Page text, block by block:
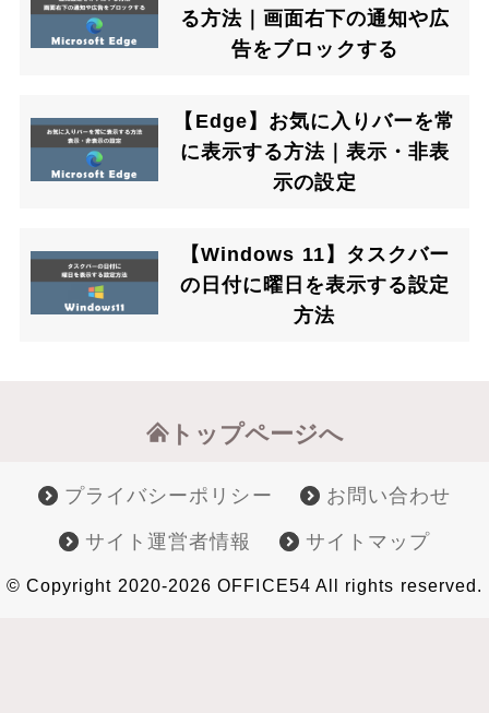
る方法｜画面右下の通知や広
告をブロックする
【Edge】お気に入りバーを常
に表示する方法｜表示・非表
示の設定
【Windows 11】タスクバー
の日付に曜日を表示する設定
方法
トップページへ
プライバシーポリシー お問い合わせ
サイト運営者情報 サイトマップ
© Copyright 2020-2026 OFFICE54 All rights reserved.